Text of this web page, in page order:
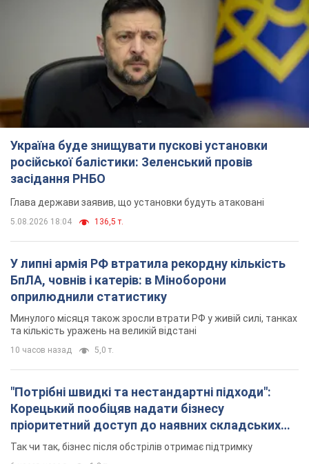
Україна буде знищувати пускові установки
російської балістики: Зеленський провів
засідання РНБО
Глава держави заявив, що установки будуть атаковані
5.08.2026 18:04 136,5 т.
У липні армія РФ втратила рекордну кількість
БпЛА, човнів і катерів: в Міноборони
оприлюднили статистику
Минулого місяця також зросли втрати РФ у живій силі, танках
та кількість уражень на великій відстані
10 часов назад 5,0 т.
"Потрібні швидкі та нестандартні підходи":
Корецький пообіцяв надати бізнесу
пріоритетний доступ до наявних складських
приміщень
Так чи так, бізнес після обстрілів отримає підтримку